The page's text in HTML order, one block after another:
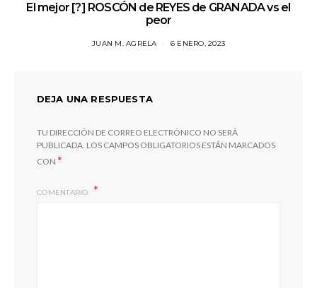
El mejor [?] ROSCÓN de REYES de GRANADA vs el
peor
JUAN M. AGRELA 6 ENERO, 2023
DEJA UNA RESPUESTA
TU DIRECCIÓN DE CORREO ELECTRÓNICO NO SERÁ
PUBLICADA. LOS CAMPOS OBLIGATORIOS ESTÁN MARCADOS
CON *
COMENTARIO